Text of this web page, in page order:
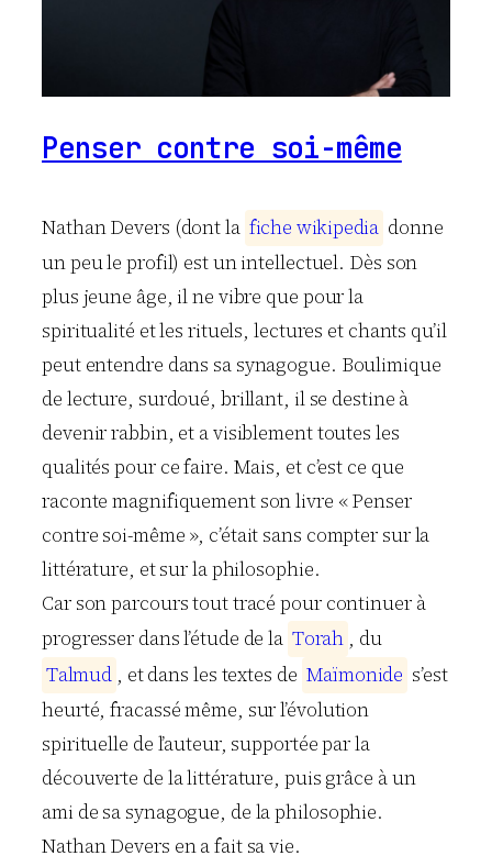
Penser contre soi-même
Nathan Devers (dont la fiche wikipedia donne
un peu le profil) est un intellectuel. Dès son
plus jeune âge, il ne vibre que pour la
spiritualité et les rituels, lectures et chants qu’il
peut entendre dans sa synagogue. Boulimique
de lecture, surdoué, brillant, il se destine à
devenir rabbin, et a visiblement toutes les
qualités pour ce faire. Mais, et c’est ce que
raconte magnifiquement son livre « Penser
contre soi-même », c’était sans compter sur la
littérature, et sur la philosophie.
Car son parcours tout tracé pour continuer à
progresser dans l’étude de la Torah , du
Talmud , et dans les textes de Maïmonide s’est
heurté, fracassé même, sur l’évolution
spirituelle de l’auteur, supportée par la
découverte de la littérature, puis grâce à un
ami de sa synagogue, de la philosophie.
Nathan Devers en a fait sa vie.